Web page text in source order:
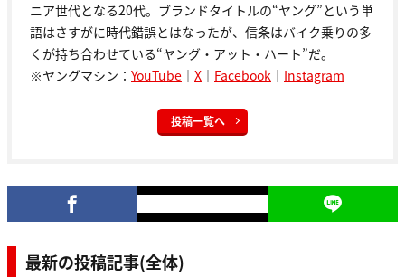
ニア世代となる20代。ブランドタイトルの“ヤング”という単
語はさすがに時代錯誤とはなったが、信条はバイク乗りの多
くが持ち合わせている“ヤング・アット・ハート”だ。
※ヤングマシン： YouTube ｜ X ｜ Facebook ｜ Instagram
投稿一覧へ
最新の投稿記事(全体)